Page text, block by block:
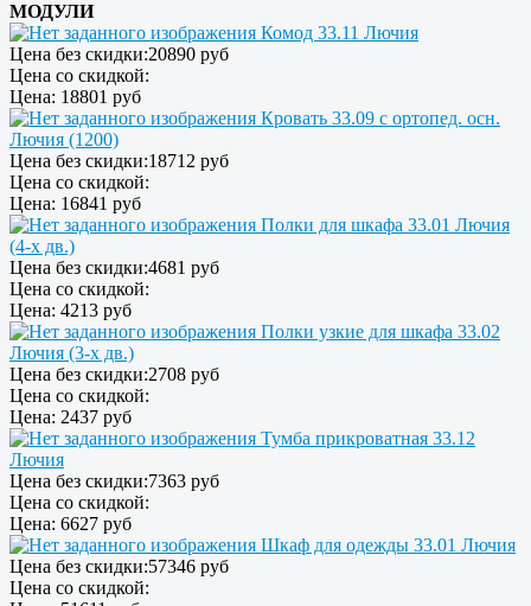
МОДУЛИ
Комод 33.11 Лючия
Цена без скидки:20890 руб
Цена со скидкой:
Цена: 18801 руб
Кровать 33.09 с ортопед. осн.
Лючия (1200)
Цена без скидки:18712 руб
Цена со скидкой:
Цена: 16841 руб
Полки для шкафа 33.01 Лючия
(4-х дв.)
Цена без скидки:4681 руб
Цена со скидкой:
Цена: 4213 руб
Полки узкие для шкафа 33.02
Лючия (3-х дв.)
Цена без скидки:2708 руб
Цена со скидкой:
Цена: 2437 руб
Тумба прикроватная 33.12
Лючия
Цена без скидки:7363 руб
Цена со скидкой:
Цена: 6627 руб
Шкаф для одежды 33.01 Лючия
Цена без скидки:57346 руб
Цена со скидкой: